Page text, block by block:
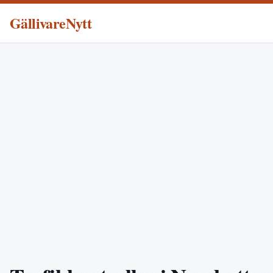
GällivareNytt